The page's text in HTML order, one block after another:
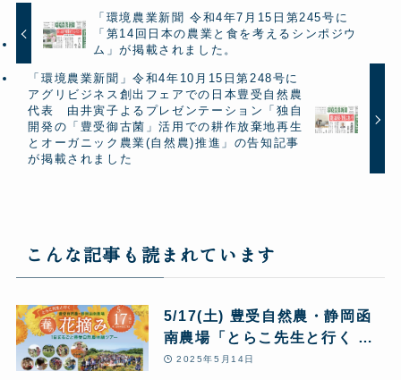
「環境農業新聞 令和4年7月15日第245号に
「第14回日本の農業と食を考えるシンポジウ
ム」が掲載されました。
「環境農業新聞」令和4年10月15日第248号に
アグリビジネス創出フェアでの日本豊受自然農
代表 由井寅子よるプレゼンテーション「独自
開発の「豊受御古菌」活用での耕作放棄地再生
とオーガニック農業(自然農)推進」の告知記事
が掲載されました
こんな記事も読まれています
5/17(土) 豊受自然農・静岡函
南農場「とらこ先生と行く 春
の花摘みツアー」1日まるごと
2025年5月14日